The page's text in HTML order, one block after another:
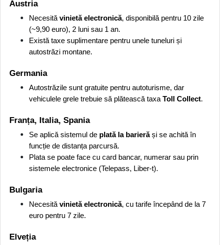
Austria
Necesită vinietă electronică, disponibilă pentru 10 zile
(~9,90 euro), 2 luni sau 1 an.
Există taxe suplimentare pentru unele tuneluri și
autostrăzi montane.
Germania
Autostrăzile sunt gratuite pentru autoturisme, dar
vehiculele grele trebuie să plătească taxa Toll Collect.
Franța, Italia, Spania
Se aplică sistemul de plată la barierăși se achită în
funcție de distanța parcursă.
Plata se poate face cu card bancar, numerar sau prin
sistemele electronice (Telepass, Liber-t).
Bulgaria
Necesită vinietă electronică, cu tarife începând de la 7
euro pentru 7 zile.
Elveția